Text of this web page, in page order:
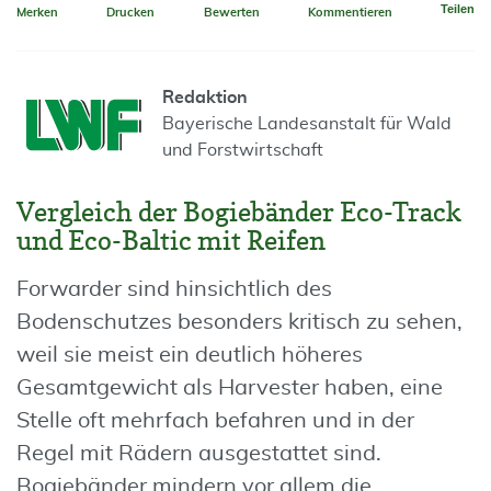
Merken Drucken Bewerten Kommentieren Teilen
Redaktion
Bayerische Landesanstalt für Wald
und Forstwirtschaft
Vergleich der Bogiebänder Eco-Track
und Eco-Baltic mit Reifen
Forwarder sind hinsichtlich des
Bodenschutzes besonders kritisch zu sehen,
weil sie meist ein deutlich höheres
Gesamtgewicht als Harvester haben, eine
Stelle oft mehrfach befahren und in der
Regel mit Rädern ausgestattet sind.
Bogiebänder mindern vor allem die